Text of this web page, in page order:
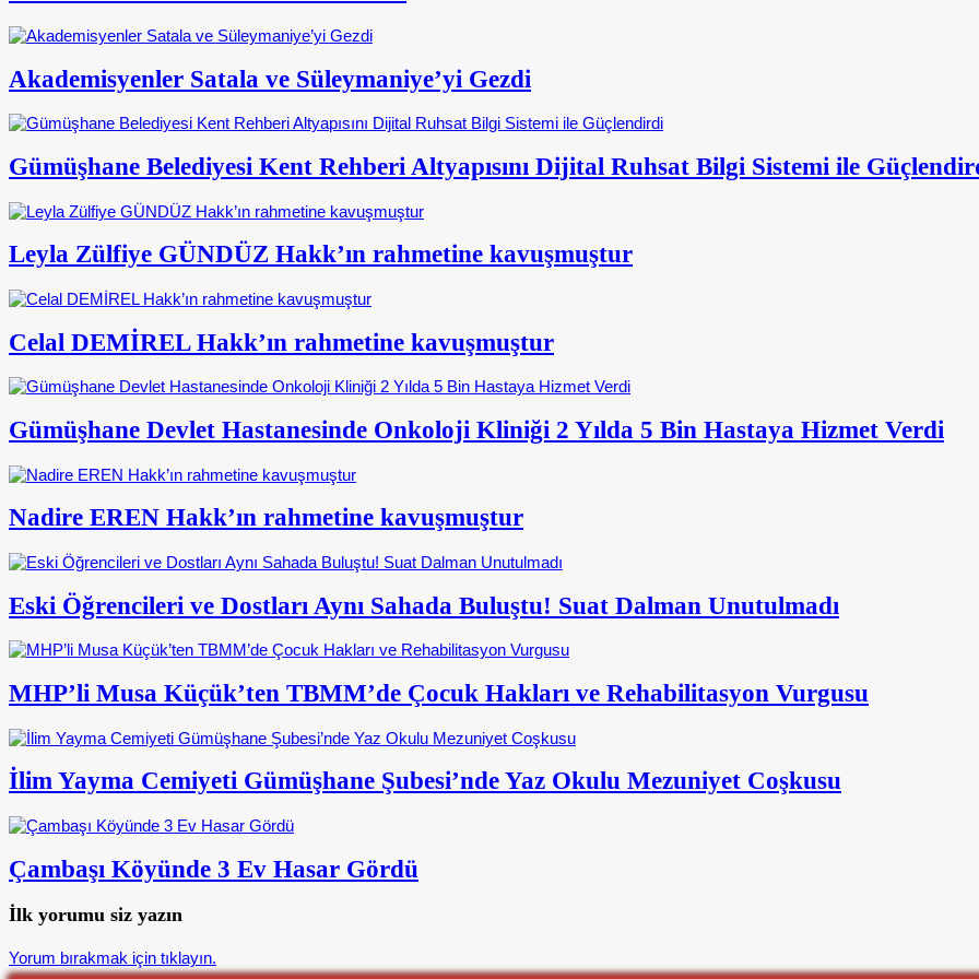
Akademisyenler Satala ve Süleymaniye’yi Gezdi
Gümüşhane Belediyesi Kent Rehberi Altyapısını Dijital Ruhsat Bilgi Sistemi ile
Leyla Zülfiye GÜNDÜZ Hakk’ın rahmetine kavuşmuştur
Celal DEMİREL Hakk’ın rahmetine kavuşmuştur
Gümüşhane Devlet Hastanesinde Onkoloji Kliniği 2 Yılda 5 Bin Hastaya Hizmet Verdi
Nadire EREN Hakk’ın rahmetine kavuşmuştur
Eski Öğrencileri ve Dostları Aynı Sahada Buluştu! Suat Dalman Unutulmadı
MHP’li Musa Küçük’ten TBMM’de Çocuk Hakları ve Rehabilitasyon Vurgusu
İlim Yayma Cemiyeti Gümüşhane Şubesi’nde Yaz Okulu Mezuniyet Coşkusu
Çambaşı Köyünde 3 Ev Hasar Gördü
İlk yorumu siz yazın
Yorum bırakmak için tıklayın.